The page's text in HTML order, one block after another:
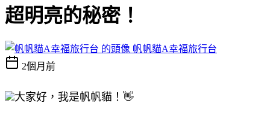
超明亮的秘密！
帆帆貓A幸福旅行台
2個月前
大家好，我是帆帆貓！👋